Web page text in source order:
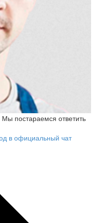
постараемся ответить
в официальный чат